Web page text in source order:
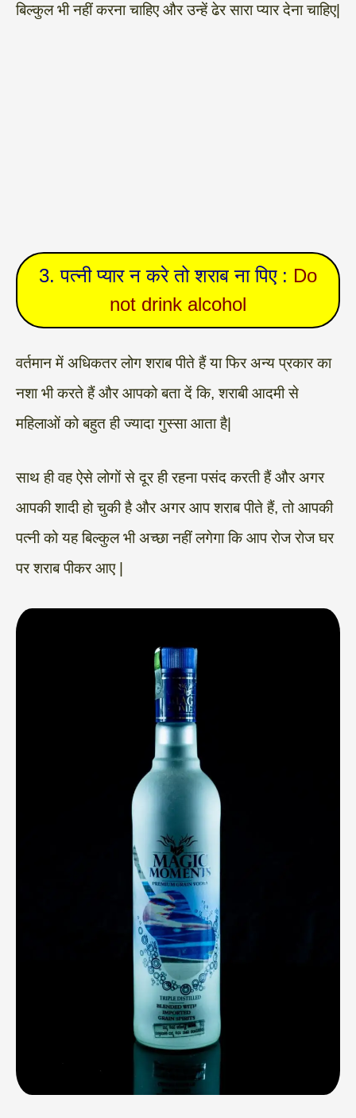
बिल्कुल भी नहीं करना चाहिए और उन्हें ढेर सारा प्यार देना चाहिए|
3. पत्नी प्यार न करे तो शराब ना पिए : Do
not drink alcohol
वर्तमान में अधिकतर लोग शराब पीते हैं या फिर अन्य प्रकार का
नशा भी करते हैं और आपको बता दें कि, शराबी आदमी से
महिलाओं को बहुत ही ज्यादा गुस्सा आता है|
साथ ही वह ऐसे लोगों से दूर ही रहना पसंद करती हैं और अगर
आपकी शादी हो चुकी है और अगर आप शराब पीते हैं, तो आपकी
पत्नी को यह बिल्कुल भी अच्छा नहीं लगेगा कि आप रोज रोज घर
पर शराब पीकर आए |